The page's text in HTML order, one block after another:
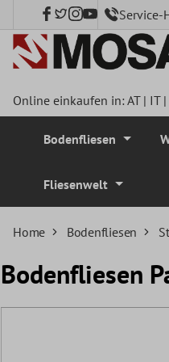
springen
Online einkaufen in:AT| IT|
Bodenfliesen
Fliesenwelt
Home Bodenfliesen
Bodenfliesen